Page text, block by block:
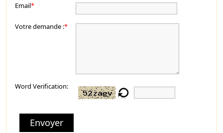
Email*
Votre demande :*
Word Verification:
Envoyer